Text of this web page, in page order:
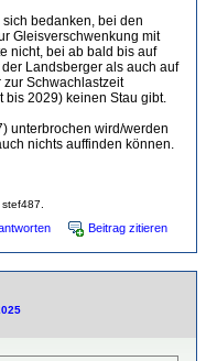
bedanken, bei den
Gleisverschwenkung mit
nicht, bei ab bald bis auf
Landsberger als auch auf
zur Schwachlastzeit
bis 2029) keinen Stau gibt.
unterbrochen wird/werden
nichts auffinden können.
Beitrag zitieren